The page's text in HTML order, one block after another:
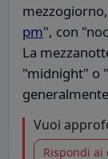
pm", con
La
"midnight" o
Vuoi
Rispondi